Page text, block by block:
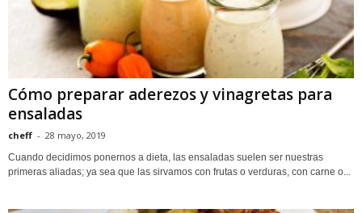
Cómo preparar aderezos y vinagretas para
ensaladas
cheff - 28 mayo, 2019
Cuando decidimos ponernos a dieta, las ensaladas suelen ser nuestras
primeras aliadas; ya sea que las sirvamos con frutas o verduras, con carne o...